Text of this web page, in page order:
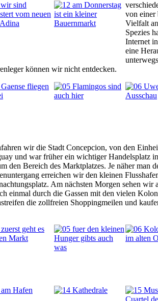
von einer
Vielfalt
Spezies
Internet
eine
können wir nicht entdecken.
wir die Stadt Concepcion, von den
und war früher ein wichtiger Handelsplatz
den Bereich des Marktplatzes. Je näher man
erreichen wir den kleinen
Am nächsten Morgen sehen
einmal durch die Gassen mit den vielen
die zollfreien Shoppingmeilen und